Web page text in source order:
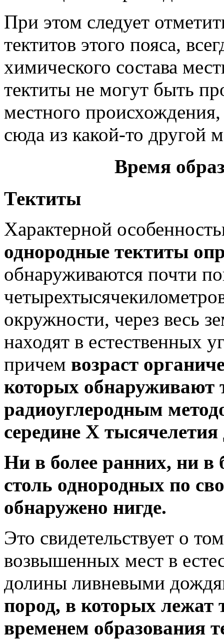
При этом следует
тектитов этого пояса,
химического состава
тектиты не могут быть
местного
сюда из какой-то другой
Время
Тектиты
Характерной
однородные тектиты
обнаруживаются почти
окружности, через весь
находят в естественных
причем возраст
которых обнаруживают
радиоуглеродным
середине Х тысячелетия
Ни в более ранних, ни в
столь однородных по
обнаружено нигде.
Это свидетельствует о
возвышенных мест в
долины ливневыми
пород, в которых лежат
временем образования